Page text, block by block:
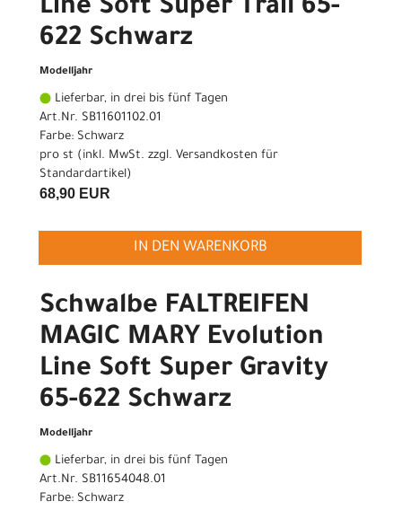
Line Soft Super Trail 65-
622 Schwarz
Modelljahr
Lieferbar, in drei bis fünf Tagen
Art.Nr. SB11601102.01
Farbe: Schwarz
pro st (inkl. MwSt. zzgl. Versandkosten für
Standardartikel)
68,90 EUR
IN DEN WARENKORB
Schwalbe FALTREIFEN
MAGIC MARY Evolution
Line Soft Super Gravity
65-622 Schwarz
Modelljahr
Lieferbar, in drei bis fünf Tagen
Art.Nr. SB11654048.01
Farbe: Schwarz